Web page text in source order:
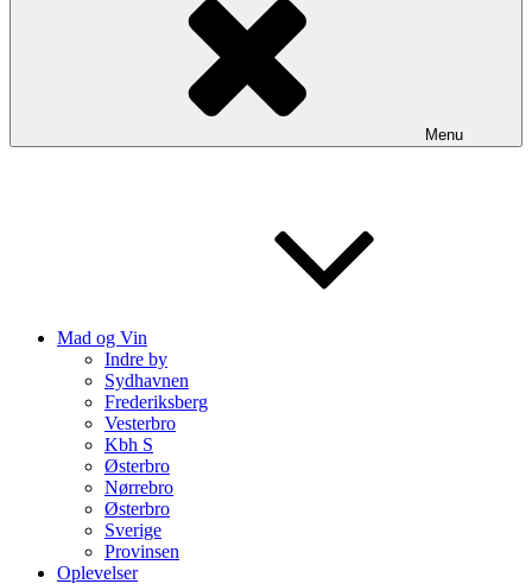
Menu
Mad og Vin
Indre by
Sydhavnen
Frederiksberg
Vesterbro
Kbh S
Østerbro
Nørrebro
Østerbro
Sverige
Provinsen
Oplevelser